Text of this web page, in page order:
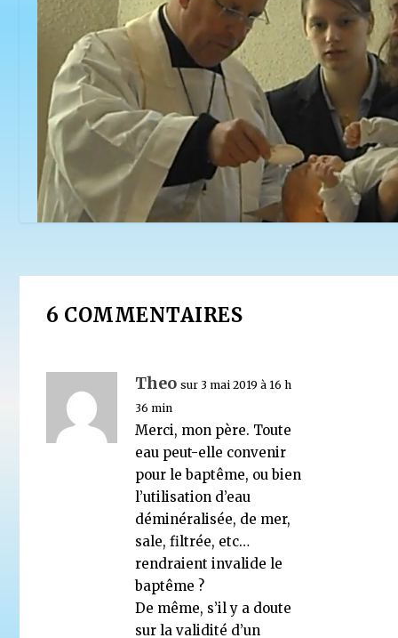
2 décembre 2015
6 COMMENTAIRES
Theo sur 3 mai 2019 à 16 h
36 min
Merci, mon père. Toute
eau peut-elle convenir
pour le baptême, ou bien
l’utilisation d’eau
déminéralisée, de mer,
sale, filtrée, etc…
rendraient invalide le
baptême ?
De même, s’il y a doute
sur la validité d’un